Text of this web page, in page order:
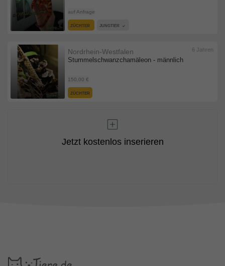
auf Anfrage
ZÜCHTER JUNGTIER
Stummelschwanzchamäleon - männlich
Nordrhein-Westfalen
150,00 €
6 Jahren
ZÜCHTER
Jetzt kostenlos inserieren